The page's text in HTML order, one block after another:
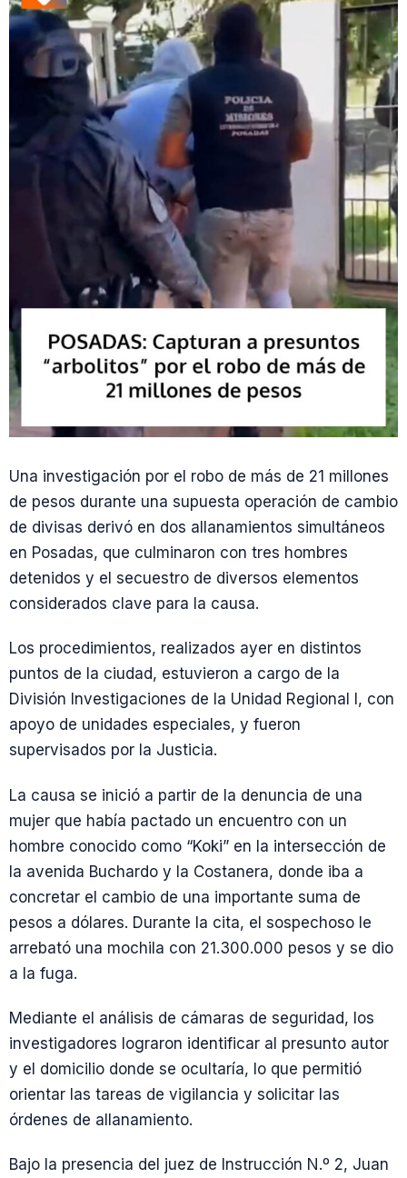
Una investigación por el robo de más de 21 millones
de pesos durante una supuesta operación de cambio
de divisas derivó en dos allanamientos simultáneos
en Posadas, que culminaron con tres hombres
detenidos y el secuestro de diversos elementos
considerados clave para la causa.
Los procedimientos, realizados ayer en distintos
puntos de la ciudad, estuvieron a cargo de la
División Investigaciones de la Unidad Regional I, con
apoyo de unidades especiales, y fueron
supervisados por la Justicia.
La causa se inició a partir de la denuncia de una
mujer que había pactado un encuentro con un
hombre conocido como “Koki” en la intersección de
la avenida Buchardo y la Costanera, donde iba a
concretar el cambio de una importante suma de
pesos a dólares. Durante la cita, el sospechoso le
arrebató una mochila con 21.300.000 pesos y se dio
a la fuga.
Mediante el análisis de cámaras de seguridad, los
investigadores lograron identificar al presunto autor
y el domicilio donde se ocultaría, lo que permitió
orientar las tareas de vigilancia y solicitar las
órdenes de allanamiento.
Bajo la presencia del juez de Instrucción N.º 2, Juan